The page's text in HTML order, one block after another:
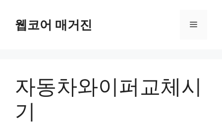
웹코어 매거진 메
자동차와이퍼교체시
기